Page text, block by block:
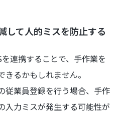
して人的ミスを防止する
連携することで、手作業を
るかもしれません。
従業員登録を行う場合、手作
入力ミスが発生する可能性が